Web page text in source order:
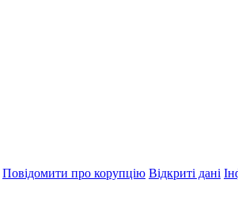
Повідомити про корупцію Відкриті дані